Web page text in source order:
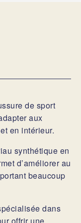
de sport
aux
en intérieur.
synthétique en
d’améliorer au
beaucoup
dans
offrir une